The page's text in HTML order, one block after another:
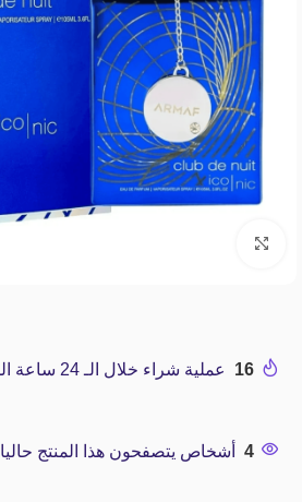
16 عملية شراء خلال الـ 24 ساعة الماضية
4 أشخاص يتصفحون هذا المنتج حاليا